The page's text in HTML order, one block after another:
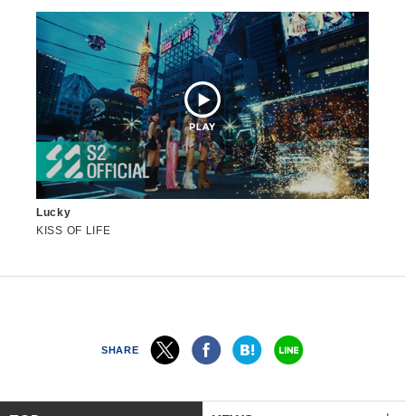
Lucky
KISS OF LIFE
SHARE